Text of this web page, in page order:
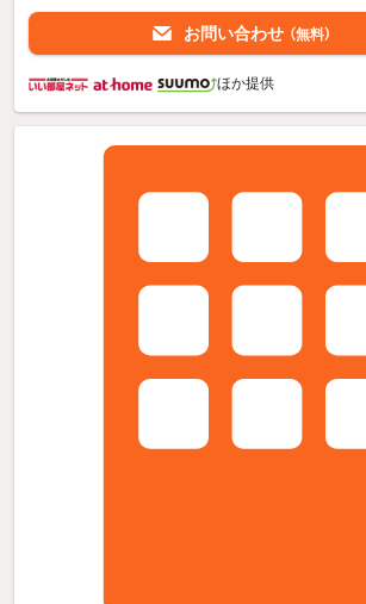
お問い合わせ （無料）
ほか提供